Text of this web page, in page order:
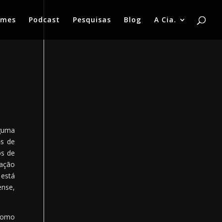
Podcast Pesquisas Blog A Cia.
de
de